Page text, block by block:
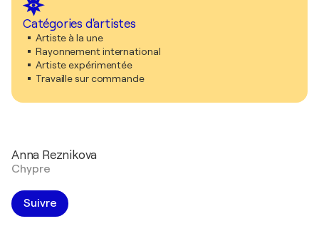
Catégories d'artistes
Artiste à la une
Rayonnement international
Artiste expérimentée
Travaille sur commande
Anna Reznikova
Chypre
Suivre